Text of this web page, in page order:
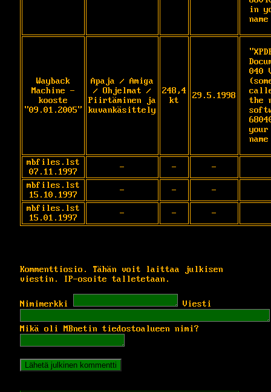
in
Wayback
Machine -
kooste
"09.01.2005"
Apaja / Amiga
/ Ohjelmat /
Piirtäminen ja
kuvankäsittely
248,4
kt
29.5.1998
040
the
mbfiles.lst
07.11.1997
- -
-
mbfiles.lst
15.10.1997
- -
-
mbfiles.lst
15.01.1997
- - -
Kommenttiosio. Tähän voit laittaa julkisen
viestin. IP-osoite talletetaan.
Nimimerkki Viesti
Mikä oli MBnetin tiedostoalueen nimi?